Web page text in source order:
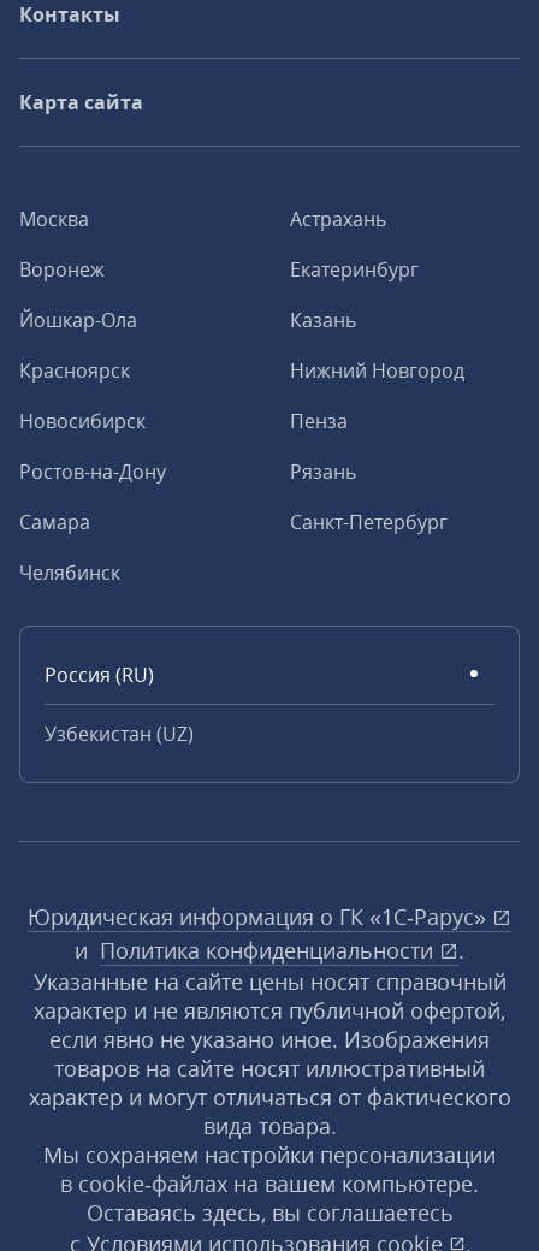
Москва
Астрахань
Воронеж
Екатеринбург
Йошкар-Ола
Казань
Красноярск
Нижний Новгород
Новосибирск
Пенза
Ростов-на-Дону
Рязань
Самара
Санкт-Петербург
Челябинск
Россия (RU)
Узбекистан (UZ)
Контакты
Карта сайта
Юридическая информация о ГК «1С‑Рарус»
и Политика конфиденциальности
.
Указанные на сайте цены носят справочный
характер и не являются публичной офертой,
если явно не указано иное. Изображения
товаров на сайте носят иллюстративный
характер и могут отличаться от фактического
вида товара.
Мы сохраняем настройки персонализации
в cookie‑файлах на вашем компьютере.
Оставаясь здесь, вы соглашаетесь
с Условиями использования cookie ,